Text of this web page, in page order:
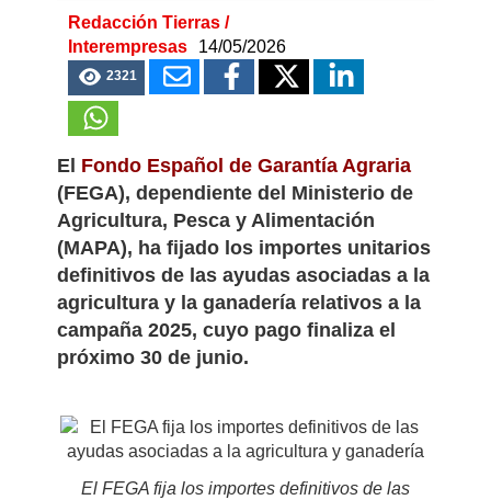
Redacción Tierras /
Interempresas
14/05/2026
2321
El Fondo Español de Garantía Agraria
(FEGA), dependiente del Ministerio de
Agricultura, Pesca y Alimentación
(MAPA), ha fijado los importes unitarios
definitivos de las ayudas asociadas a la
agricultura y la ganadería relativos a la
campaña 2025, cuyo pago finaliza el
próximo 30 de junio.
El FEGA fija los importes definitivos de las